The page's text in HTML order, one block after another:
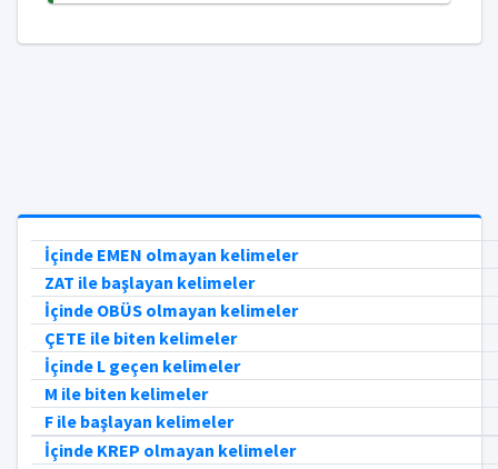
İçinde EMEN olmayan kelimeler
ZAT ile başlayan kelimeler
İçinde OBÜS olmayan kelimeler
ÇETE ile biten kelimeler
İçinde L geçen kelimeler
M ile biten kelimeler
F ile başlayan kelimeler
İçinde KREP olmayan kelimeler